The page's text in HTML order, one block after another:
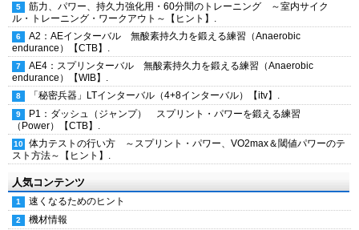
筋力、パワー、持久力強化用・60分間のトレーニング ～室内サイク
ル・トレーニング・ワークアウト～【ヒント】.
A2：AEインターバル 無酸素持久力を鍛える練習（Anaerobic
endurance）【CTB】.
AE4：スプリンターバル 無酸素持久力を鍛える練習（Anaerobic
endurance）【WIB】.
「秘密兵器」LTインターバル（4+8インターバル）【itv】.
P1：ダッシュ（ジャンプ） スプリント・パワーを鍛える練習
（Power）【CTB】.
体力テストの行い方 ～スプリント・パワー、VO2max＆閾値パワーのテ
スト方法～【ヒント】.
人気コンテンツ
速くなるためのヒント
機材情報